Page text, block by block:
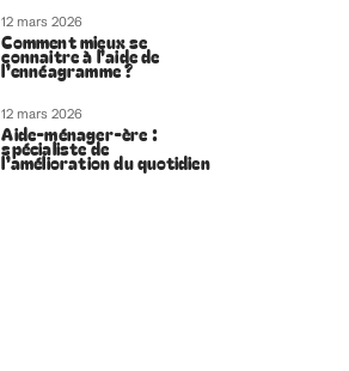
12 mars 2026
Comment mieux se
connaitre à l’aide de
l’ennéagramme ?
12 mars 2026
Aide-ménager-ère :
spécialiste de
l’amélioration du quotidien